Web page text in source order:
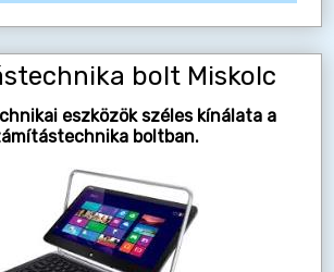
bolt Miskolc
eszközök széles kínálata a
boltban.